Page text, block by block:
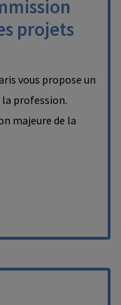
projets
vous propose un
profession.
majeure de la